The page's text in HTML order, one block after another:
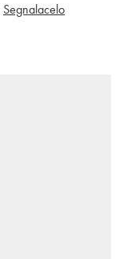
Segnalacelo